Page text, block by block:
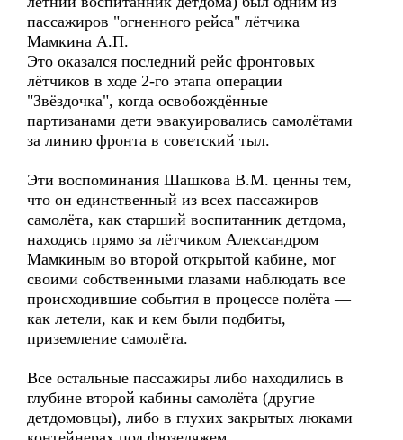
пассажиров "огненного рейса" лётчика
Мамкина А.П.
Это оказался последний рейс фронтовых
лётчиков в ходе 2-го этапа операции
"Звёздочка", когда освобождённые
партизанами дети эвакуировались самолётами
за линию фронта в советский тыл.
Эти воспоминания Шашкова В.М. ценны тем,
что он единственный из всех пассажиров
самолёта, как старший воспитанник детдома,
находясь прямо за лётчиком Александром
Мамкиным во второй открытой кабине, мог
своими собственными глазами наблюдать все
происходившие события в процессе полёта —
как летели, как и кем были подбиты,
приземление самолёта.
Все остальные пассажиры либо находились в
глубине второй кабины самолёта (другие
детдомовцы), либо в глухих закрытых люками